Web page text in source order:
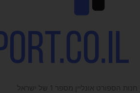
חנות הספורט אונליין מספר 1 של ישראל